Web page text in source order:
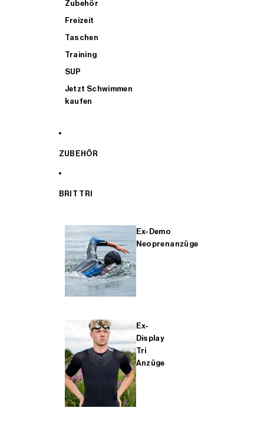
Zubehör
Freizeit
Taschen
Training
SUP
Jetzt Schwimmen
kaufen
ZUBEHÖR
BRIT TRI
Ex-Demo
Neoprenanzüge
Ex-
Display
Tri
Anzüge